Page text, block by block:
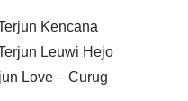
Kencana
Leuwi Hejo
Love – Curug